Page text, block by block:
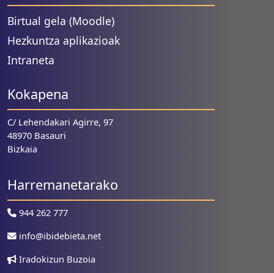
Birtual gela (Moodle)
Hezkuntza aplikazioak
Intraneta
Kokapena
C/ Lehendakari Agirre, 97
48970 Basauri
Bizkaia
Harremanetarako
944 262 777
info@ibidebieta.net
Iradokizun Buzoia